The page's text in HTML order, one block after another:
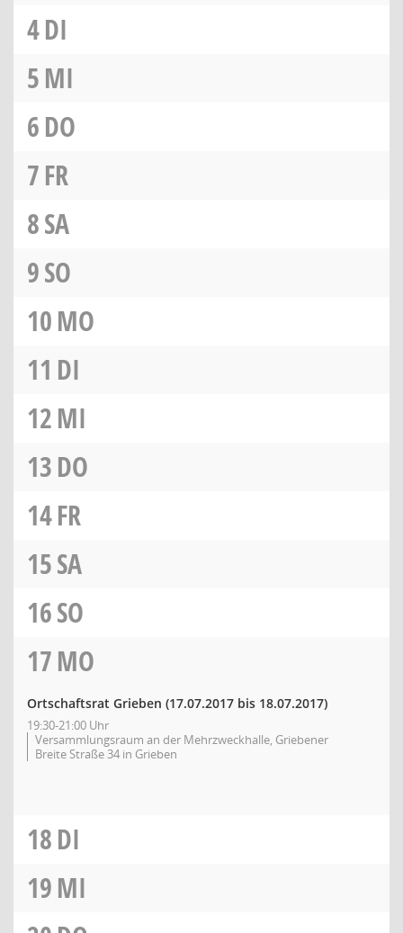
4DI
5MI
6DO
7FR
8SA
9SO
10MO
11 DI
12MI
13DO
14FR
15SA
16SO
17MO
Ortschaftsrat Grieben (17.07.2017 bis 18.07.2017)
19:30-21:00 Uhr
Versammlungsraum an der Mehrzweckhalle, Griebener
Breite Straße 34 in Grieben
18DI
19MI